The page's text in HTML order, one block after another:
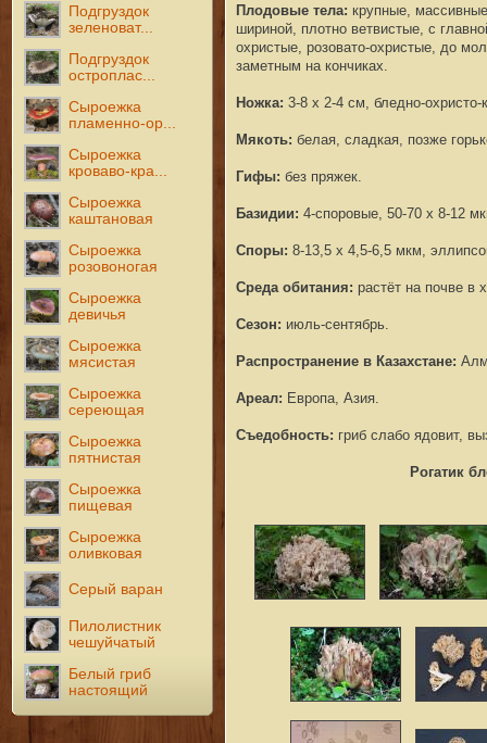
Подгруздок
зеленоват...
Подгруздок
остроплас...
Сыроежка
пламенно-ор...
Сыроежка
кроваво-кра...
Сыроежка
каштановая
Сыроежка
розовоногая
Сыроежка
девичья
Сыроежка
мясистая
Сыроежка
сереющая
Сыроежка
пятнистая
Сыроежка
пищевая
Сыроежка
оливковая
Серый варан
Пилолистник
чешуйчатый
Белый гриб
настоящий
Плодовые тела: крупные,
шириной, плотно ветвистые, с
охристые, розовато-охристые, до
заметным на кончиках.
Ножка: 3-8 х 2-4 см, бледно-
Мякоть: белая, сладкая, позже
Гифы: без пряжек.
Базидии: 4-споровые, 50-70 х 8-12
Споры: 8-13,5 x 4,5-6,5 мкм,
Среда обитания: растёт на почве в
Сезон: июль-сентябрь.
Распространение в Казахстане:
Ареал: Европа, Азия.
Съедобность: гриб слабо ядовит,
Рогатик